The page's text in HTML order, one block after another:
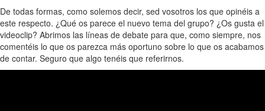
De todas formas, como solemos decir, sed vosotros los que opinéis a
este respecto. ¿Qué os parece el nuevo tema del grupo? ¿Os gusta el
videoclip? Abrimos las líneas de debate para que, como siempre, nos
comentéis lo que os parezca más oportuno sobre lo que os acabamos
de contar. Seguro que algo tenéis que referirnos.